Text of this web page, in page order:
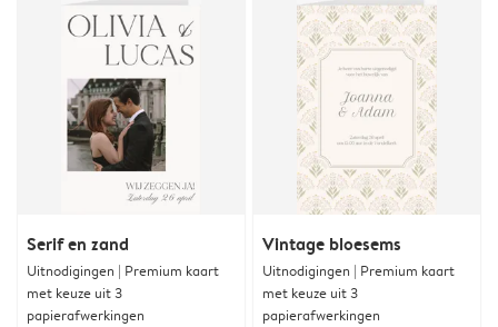
Serif en zand
Uitnodigingen | Premium kaart
met keuze uit 3
papierafwerkingen
Vintage bloesems
Uitnodigingen | Premium kaart
met keuze uit 3
papierafwerkingen